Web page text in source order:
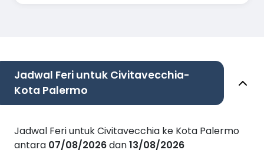
Jadwal Feri untuk Civitavecchia-
Kota Palermo
Jadwal Feri untuk Civitavecchia ke Kota Palermo
antara 07/08/2026dan13/08/2026